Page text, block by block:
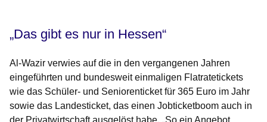
„Das gibt es nur in Hessen“
Al-Wazir verwies auf die in den vergangenen Jahren
eingeführten und bundesweit einmaligen Flatratetickets
wie das Schüler- und Seniorenticket für 365 Euro im Jahr
sowie das Landesticket, das einen Jobticketboom auch in